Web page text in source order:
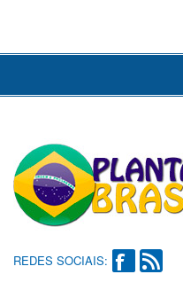
REDES SOCIAIS: